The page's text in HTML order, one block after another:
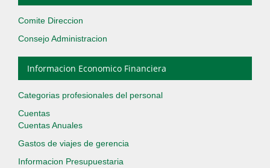
Comite Direccion
Consejo Administracion
Informacion Economico Financiera
Categorias profesionales del personal
Cuentas
Cuentas Anuales
Gastos de viajes de gerencia
Informacion Presupuestaria